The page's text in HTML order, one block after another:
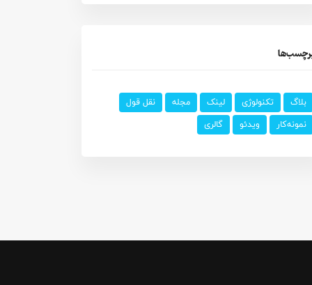
بلاگ تکنولوژی لینک مجله
نقل قول
نمونه‌کار
ویدئو گالری